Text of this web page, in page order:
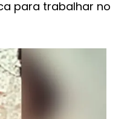
para trabalhar no